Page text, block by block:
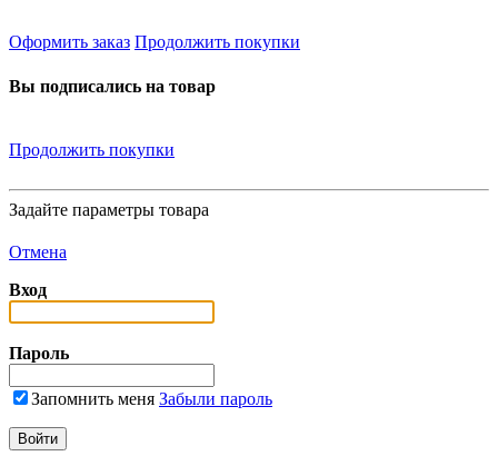
Оформить заказ Продолжить покупки
Вы подписались на товар
Продолжить покупки
Задайте параметры товара
Отмена
Вход
Пароль
Запомнить меня Забыли пароль